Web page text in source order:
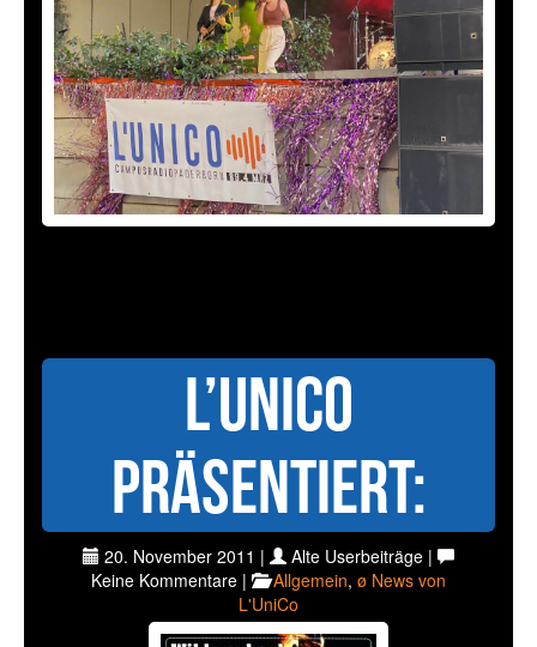
L’UniCo
präsentiert:
20. November 2011 |
Alte Userbeiträge |
Keine Kommentare |
Allgemein, ø News von
L'UniCo